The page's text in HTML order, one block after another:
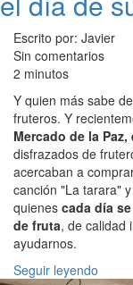
Escrito por: Javier
Sin comentarios
2 minutos
Y quien más sabe
fruteros. Y
Mercado de la Paz,
disfrazados de
acercaban a
canción "La tarara"
quienes cada día
de fruta, de calidad
ayudarnos.
Seguir leyendo